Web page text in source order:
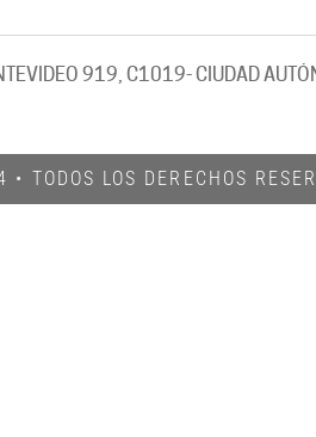
919, C1019- CIUDAD
TODOS LOS DERECHOS